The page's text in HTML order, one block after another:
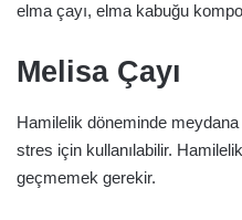
elma çayı, elma kabuğu
Melisa Çayı
Hamilelik döneminde
stres için kullanılabilir.
geçmemek gerekir.